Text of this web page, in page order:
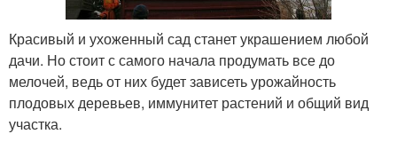
Красивый и ухоженный сад станет украшением любой
дачи. Но стоит с самого начала продумать все до
мелочей, ведь от них будет зависеть урожайность
плодовых деревьев, иммунитет растений и общий вид
участка.